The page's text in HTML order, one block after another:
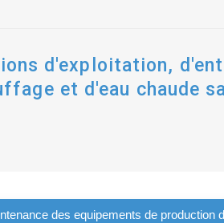
d'exploitation,
et d'eau chaude
des equipements de production